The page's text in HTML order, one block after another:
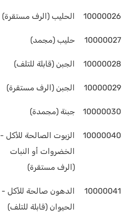
10000026 الحليب (الرف مستقرة)
10000027 حليب (مجمد)
10000028 الجبن (قابلة للتلف)
10000029 الجبن (الرف مستقرة)
10000030 جبنة (مجمدة)
10000040
الزيوت الصالحة للأكل -
الخضروات أو النبات
(الرف مستقرة)
10000041
الدهون صالحة للأكل -
الحيوان (قابلة للتلف)